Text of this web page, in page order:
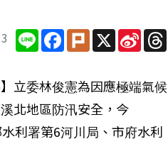
Line Facebook
PlurkX Sina
立委林俊憲為因應極端氣候
北地區防汛安全，今
利署第6河川局、市府水利